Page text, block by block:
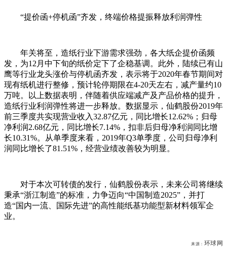
“提价函+停机函”齐发，终端价格提振释放利润弹性
年关将至，造纸行业下游需求强劲，各大纸企提价函频
发，为12月中下旬的纸价定下了企稳基调。此外，陆续已有山
鹰等行业龙头涨价与停机函齐发，表示将于2020年春节期间对
现有纸机进行整修，预计轮停期限在4-20天左右，减产量约10
万吨。以上数据表明，伴随着供应端减产及产品价格的提升，
造纸行业利润弹性将进一步释放。数据显示，仙鹤股份2019年
前三季度共实现营业收入32.87亿元，同比增长12.62%；归母
净利润2.68亿元，同比增长7.14%，扣非后归母净利润同比增
长10.31%。从单季度来看，2019年Q3单季度，公司归母净利
润同比增长了81.51%，经营业绩改善较为明显。
对于本次可转债的发行，仙鹤股份表示，未来公司将继续
秉承“浙江制造”的标准，力争迈向“中国制造2025”，并打
造“国内一流、国际先进”的高性能纸基功能型新材料领军企
业。
来源： 环球网